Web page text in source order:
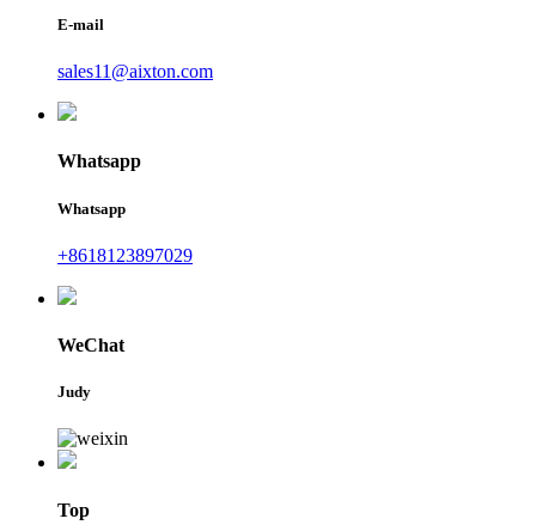
E-mail
sales11@aixton.com
Whatsapp
Whatsapp
+8618123897029
WeChat
Judy
Top